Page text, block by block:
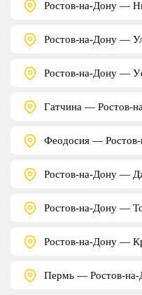
Ростов-на-Дону —
Ростов-на-Дону —
Ростов-на-Дону —
Гатчина — Ростов-
Феодосия —
Ростов-на-Дону —
Ростов-на-Дону —
Ростов-на-Дону —
Пермь — Ростов-на-